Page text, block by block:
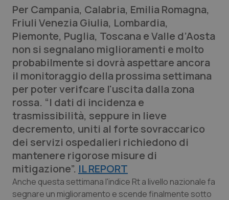
QS Pro
Professionisti Sanitari.AI
Abruzzo
Basilicata
Calabria
Campania
Emilia-Romagna
QS Pro Gold
Artrite & artrosi
Asma & BPCO
Car-T
Colesterolo & coronaropatie
QS Club Newsletter
Per Campania, Calabria, Emilia Romagna,
Friuli Venezia Giulia, Lombardia,
Piemonte, Puglia, Toscana e Valle d’Aosta
non si segnalano miglioramenti e molto
probabilmente si dovrà aspettare ancora
il monitoraggio della prossima settimana
per poter verifcare l'uscita dalla zona
rossa. “I dati di incidenza e
trasmissibilità, seppure in lieve
decremento, uniti al forte sovraccarico
dei servizi ospedalieri richiedono di
mantenere rigorose misure di
mitigazione”. IL REPORT
Anche questa settimana l'indice Rt a livello nazionale fa
segnare un miglioramento e scende finalmente sotto